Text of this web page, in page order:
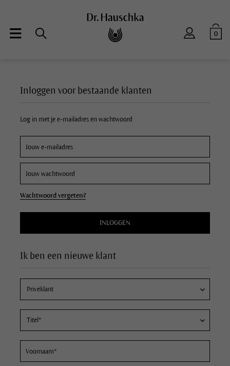
0
Ik ben een nieuwe klant
Inloggen voor bestaande klanten
Log in met je e-mailadres en wachtwoord
Wachtwoord vergeten?
INLOGGEN